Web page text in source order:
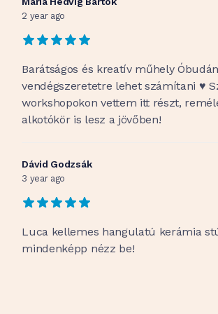
2 year ago
Barátságos és kreatív műhely
vendégszeretetre lehet számítani ♥️
workshopokon vettem itt részt,
alkotókör is lesz a jövőben!
Dávid Godzsák
3 year ago
Luca kellemes hangulatú kerámia
mindenképp nézz be!